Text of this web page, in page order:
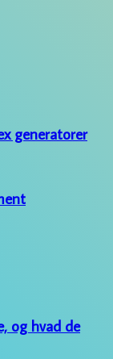
generatorer
og hvad de